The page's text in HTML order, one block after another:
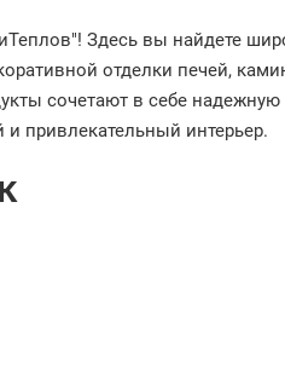
Здесь вы найдете
отделки печей,
сочетают в себе надежную
привлекательный интерьер.